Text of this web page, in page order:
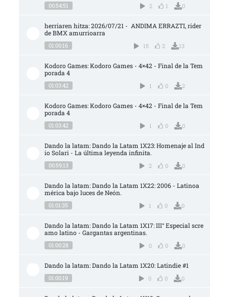
00:54:51 2 1 0
herriaren hitza: 2026/07/21 -  ANDIMA ERRAZTI, rider
de BMX amurrioarra
01:00:16 15 2 13
Kodoro Games: Kodoro Games - 4×42 - Final de la Tem
porada 4
01:03:42 1 0 2
Kodoro Games: Kodoro Games - 4×42 - Final de la Tem
porada 4
01:03:42 1 0 0
Dando la latam: Dando la Latam 1X23: Homenaje al Ind
io Solari - La última leyenda infinita.
00:59:13 2 0 0
Dando la latam: Dando la Latam 1X22: 2006 - Latinoa
mérica bajo luces de Neón.
01:01:35 1 0 0
Dando la latam: Dando la Latam 1X17: III° Especial scre
amo latino - Gargantas argentinas.
01:00:28 0 0 0
Dando la latam: Dando la Latam 1X20: Latindie #1
01:00:19 0 0 0